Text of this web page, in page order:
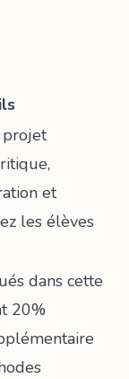
projet
et
les élèves
dans cette
20%